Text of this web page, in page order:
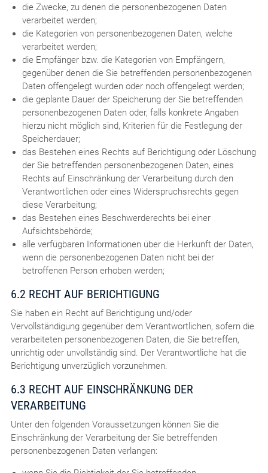
die Zwecke, zu denen die personenbezogenen Daten
verarbeitet werden;
die Kategorien von personenbezogenen Daten, welche
verarbeitet werden;
die Empfänger bzw. die Kategorien von Empfängern,
gegenüber denen die Sie betreffenden personenbezogenen
Daten offengelegt wurden oder noch offengelegt werden;
die geplante Dauer der Speicherung der Sie betreffenden
personenbezogenen Daten oder, falls konkrete Angaben
hierzu nicht möglich sind, Kriterien für die Festlegung der
Speicherdauer;
das Bestehen eines Rechts auf Berichtigung oder Löschung
der Sie betreffenden personenbezogenen Daten, eines
Rechts auf Einschränkung der Verarbeitung durch den
Verantwortlichen oder eines Widerspruchsrechts gegen
diese Verarbeitung;
das Bestehen eines Beschwerderechts bei einer
Aufsichtsbehörde;
alle verfügbaren Informationen über die Herkunft der Daten,
wenn die personenbezogenen Daten nicht bei der
betroffenen Person erhoben werden;
6.2 RECHT AUF BERICHTIGUNG
Sie haben ein Recht auf Berichtigung und/oder
Vervollständigung gegenüber dem Verantwortlichen, sofern die
verarbeiteten personenbezogenen Daten, die Sie betreffen,
unrichtig oder unvollständig sind. Der Verantwortliche hat die
Berichtigung unverzüglich vorzunehmen.
6.3 RECHT AUF EINSCHRÄNKUNG DER
VERARBEITUNG
Unter den folgenden Voraussetzungen können Sie die
Einschränkung der Verarbeitung der Sie betreffenden
personenbezogenen Daten verlangen: